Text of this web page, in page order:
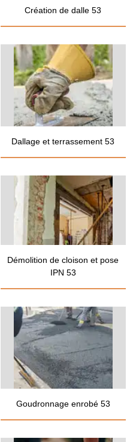
Création de dalle 53
Dallage et terrassement 53
Démolition de cloison et pose
IPN 53
Goudronnage enrobé 53